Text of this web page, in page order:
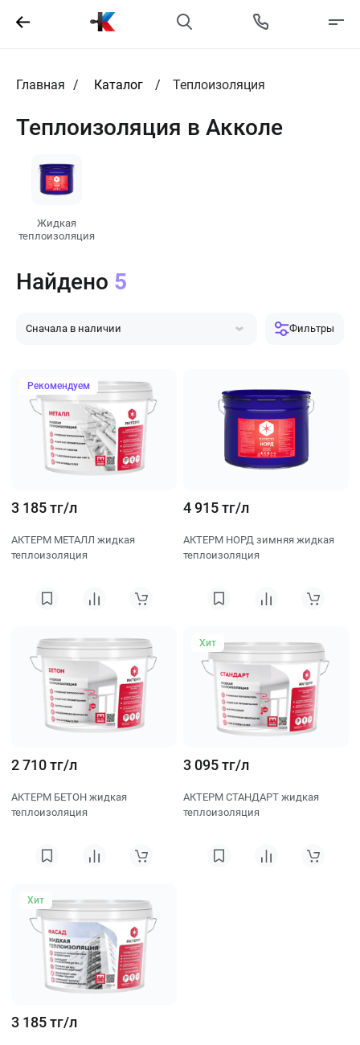
Главная Каталог Теплоизоляция
Теплоизоляция в Акколе
Жидкая
теплоизоляция
Сначала в наличии
Фильтры
Найдено 5
Рекомендуем
3 185 тг/л
АКТЕРМ МЕТАЛЛ жидкая
теплоизоляция
4 915 тг/л
АКТЕРМ НОРД зимняя жидкая
теплоизоляция
2 710 тг/л
АКТЕРМ БЕТОН жидкая
теплоизоляция
Хит
3 095 тг/л
АКТЕРМ СТАНДАРТ жидкая
теплоизоляция
Хит
3 185 тг/л